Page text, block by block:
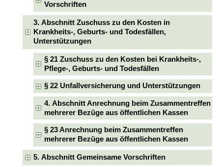
Vorschriften
3. Abschnitt Zuschuss zu den Kosten in
Krankheits-, Geburts- und Todesfällen,
Unterstützungen
§ 21 Zuschuss zu den Kosten bei Krankheits-,
Pflege-, Geburts- und Todesfällen
§ 22 Unfallversicherung und Unterstützungen
4. Abschnitt Anrechnung beim Zusammentreffen
mehrerer Bezüge aus öffentlichen Kassen
§ 23 Anrechnung beim Zusammentreffen
mehrerer Bezüge aus öffentlichen Kassen
5. Abschnitt Gemeinsame Vorschriften